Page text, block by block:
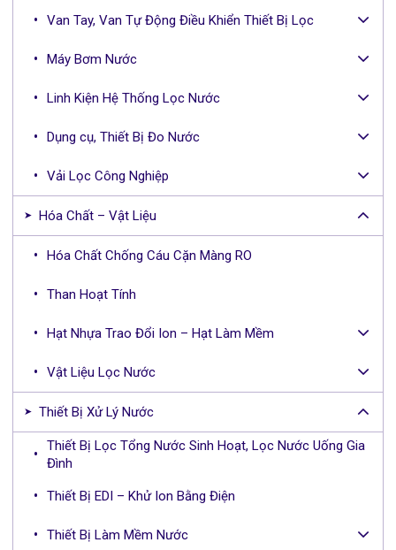
Van Tay, Van Tự Động Điều Khiển Thiết Bị Lọc
Máy Bơm Nước
Linh Kiện Hệ Thống Lọc Nước
Dụng cụ, Thiết Bị Đo Nước
Vải Lọc Công Nghiệp
Hóa Chất – Vật Liệu
Hóa Chất Chống Cáu Cặn Màng RO
Than Hoạt Tính
Hạt Nhựa Trao Đổi Ion – Hạt Làm Mềm
Vật Liệu Lọc Nước
Thiết Bị Xử Lý Nước
Thiết Bị Lọc Tổng Nước Sinh Hoạt, Lọc Nước Uống Gia
Đình
Thiết Bị EDI – Khử Ion Bằng Điện
Thiết Bị Làm Mềm Nước